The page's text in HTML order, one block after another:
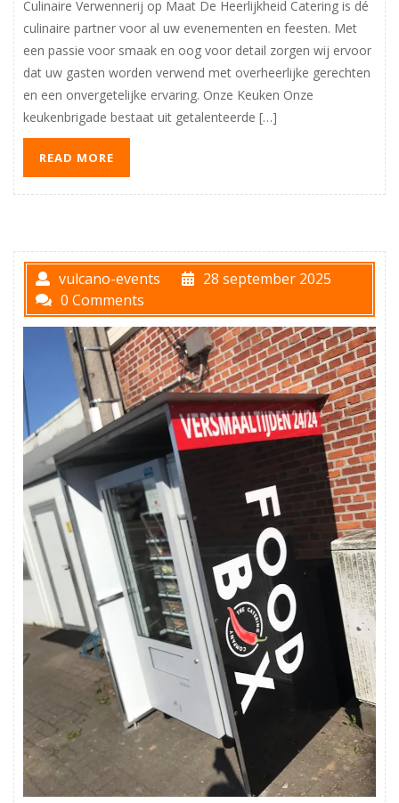
Culinaire Verwennerij op Maat De Heerlijkheid Catering is dé
culinaire partner voor al uw evenementen en feesten. Met
een passie voor smaak en oog voor detail zorgen wij ervoor
dat uw gasten worden verwend met overheerlijke gerechten
en een onvergetelijke ervaring. Onze Keuken Onze
keukenbrigade bestaat uit getalenteerde […]
READ MORE
vulcano-events
28 september 2025
0 Comments